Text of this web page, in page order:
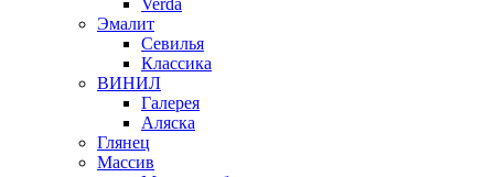
Verda
Эмалит
Севилья
Классика
ВИНИЛ
Галерея
Аляска
Глянец
Массив